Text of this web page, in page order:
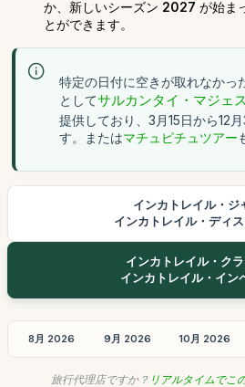
か、新しいシーズン 2027 が始ま
とができます。
特定の日付に空きが取れなかっ
としてサルカンタイ・マジェ
提供しており、3月15日から12
す。またはマチュピチュツアー
インカトレイル・ジ
インカトレイル・ディ
インカトレイル・ク
インカトレイル・イン
8月 2026 9月 2026 10月 2026
旅行代理店ですか？ リアルタイムでこ